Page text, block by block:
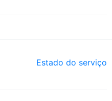
Estado do serviço